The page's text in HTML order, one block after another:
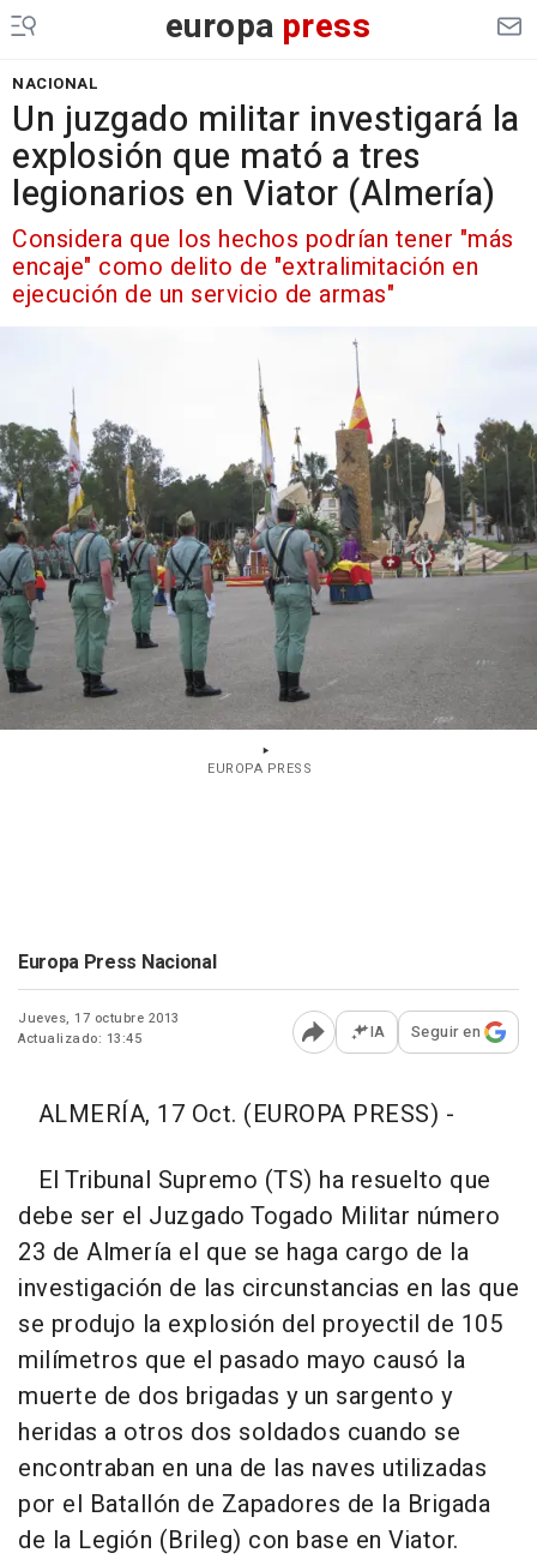
europa press
NACIONAL
Un juzgado militar investigará la
explosión que mató a tres
legionarios en Viator (Almería)
Considera que los hechos podrían tener "más
encaje" como delito de "extralimitación en
ejecución de un servicio de armas"
EUROPA PRESS
Europa Press Nacional
Jueves, 17 octubre 2013
Actualizado: 13:45
Abrir opciones para
IA Seguir en
ALMERÍA, 17 Oct. (EUROPA PRESS) -
El Tribunal Supremo (TS) ha resuelto que
debe ser el Juzgado Togado Militar número
23 de Almería el que se haga cargo de la
investigación de las circunstancias en las que
se produjo la explosión del proyectil de 105
milímetros que el pasado mayo causó la
muerte de dos brigadas y un sargento y
heridas a otros dos soldados cuando se
encontraban en una de las naves utilizadas
por el Batallón de Zapadores de la Brigada
de la Legión (Brileg) con base en Viator.